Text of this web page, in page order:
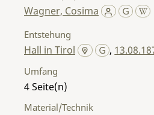
Wagner, Cosima
Entstehung
Hall in Tirol ,
Umfang
4
Material/Technik